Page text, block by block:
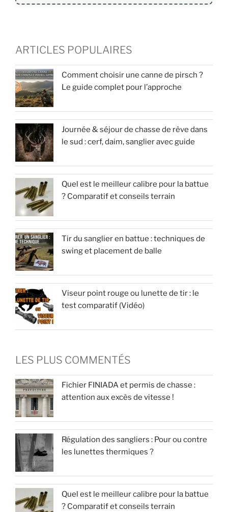
ARTICLES POPULAIRES
Comment choisir une canne de pirsch ?
Le guide complet pour l’approche
Journée & séjour de chasse de rêve dans
le sud : cerf, daim, sanglier avec guide
Quel est le meilleur calibre pour la battue
? Comparatif et conseils terrain
Tir du sanglier en battue : techniques de
swing et placement de balle
Viseur point rouge ou lunette de tir : le
test comparatif (Vidéo)
LES PLUS COMMENTÉS
Fichier FINIADA et permis de chasse :
attention aux excès de vitesse !
Régulation des sangliers : Pour ou contre
les lunettes thermiques ?
Quel est le meilleur calibre pour la battue
? Comparatif et conseils terrain